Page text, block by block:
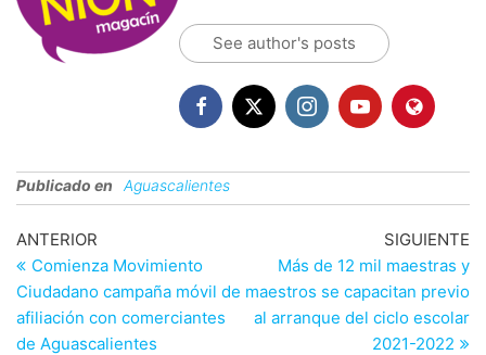
See author's posts
Publicado en Aguascalientes
Navegación
de
entradas
Entrada
anterior
ANTERIOR
Comienza Movimiento
Ciudadano campaña móvil de
afiliación con comerciantes
de Aguascalientes
SIGUIENTE
Más de 12 mil maestras y
maestros se capacitan previo
al arranque del ciclo escolar
2021-2022